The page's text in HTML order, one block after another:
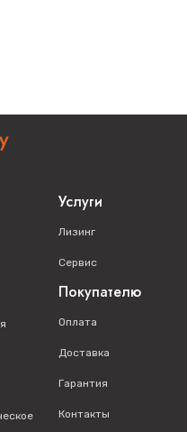
Услуги
Лизинг
Сервис
Покупателю
Оплата
Доставка
Гарантия
Контакты